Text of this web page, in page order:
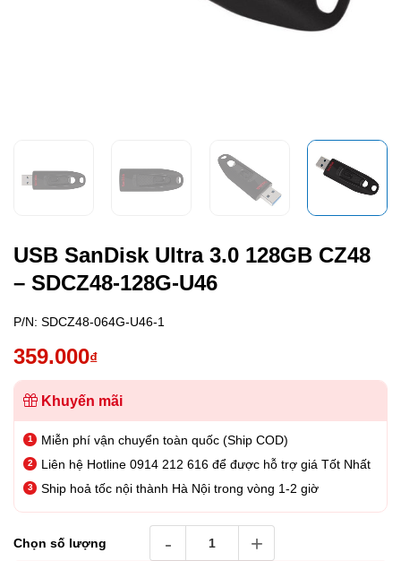
USB SanDisk Ultra 3.0 128GB CZ48
– SDCZ48-128G-U46
P/N: SDCZ48-064G-U46-1
359.000₫
Khuyến mãi
Miễn phí vận chuyển toàn quốc (Ship COD)
Liên hệ Hotline 0914 212 616 để được hỗ trợ giá Tốt Nhất
Ship hoả tốc nội thành Hà Nội trong vòng 1-2 giờ
Chọn số lượng